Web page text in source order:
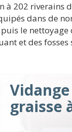
à 202 riverains
dans de
le
et des
graisse